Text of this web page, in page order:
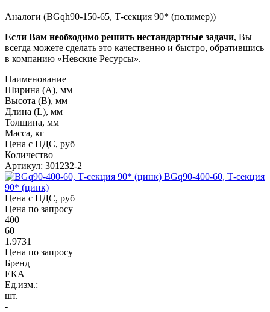
Аналоги (BGqh90-150-65, Т-секция 90* (полимер))
Если Вам необходимо решить нестандартные задачи, Вы
всегда можете сделать это качественно и быстро, обратившись
в компанию «Невские Ресурсы».
Наименование
Ширина (А), мм
Высота (В), мм
Длина (L), мм
Толщина, мм
Масса, кг
Цена с НДС, руб
Количество
Артикул: 301232-2
BGq90-400-60, Т-секция
90* (цинк)
Цена с НДС, руб
Цена по запросу
400
60
1.9731
Цена по запросу
Бренд
ЕКА
Ед.изм.:
шт.
-